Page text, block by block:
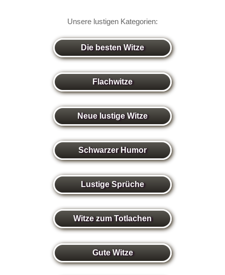
Unsere lustigen Kategorien:
Die besten Witze
Flachwitze
Neue lustige Witze
Schwarzer Humor
Lustige Sprüche
Witze zum Totlachen
Gute Witze